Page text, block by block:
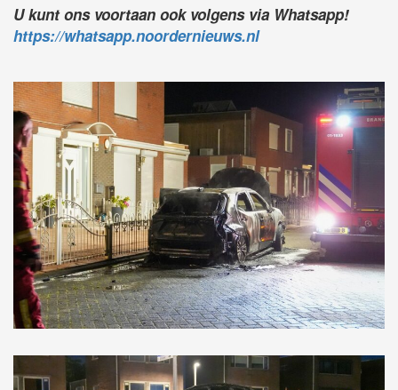
U kunt ons voortaan ook volgens via Whatsapp!
https://whatsapp.noordernieuws.nl